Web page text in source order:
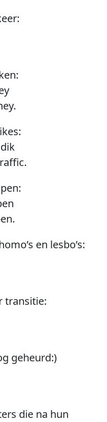
en lesbo’s:
transitie:
geheurd:)
die na hun